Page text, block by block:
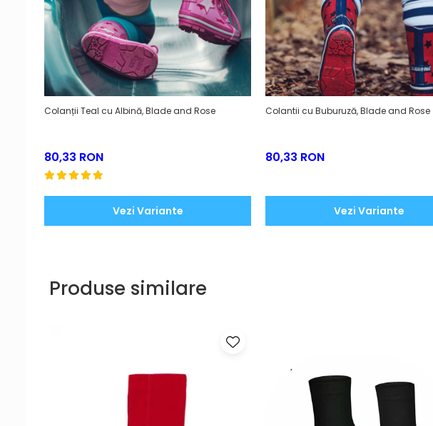
Colanții Teal cu Albină, Blade and Rose
80,33 RON
Vezi Variante
Colantii cu Buburuză, Blade and Rose
80,33 RON
Vezi Variante
Produse similare